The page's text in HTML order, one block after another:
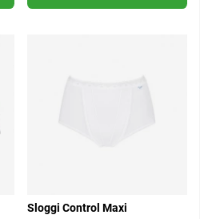
Sloggi Control Maxi